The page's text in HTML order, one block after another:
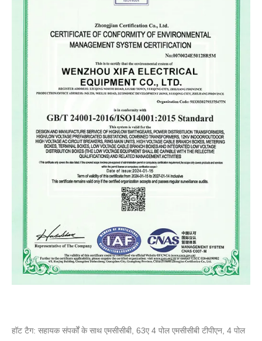
हॉट टैग: सहायक संपर्कों के साथ एमसीसीबी, 63ए 4 पोल एमसीसीबी टीपीएन, 4 पोल